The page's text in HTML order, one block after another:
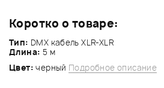
Коротко о товаре:
Тип: DMX кабель XLR-XLR
Длина: 5 м
Цвет:черный Подробное описание